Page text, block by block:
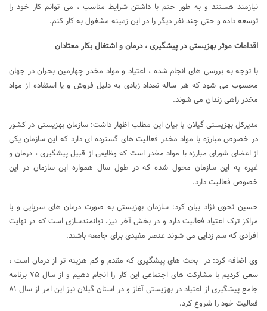
نیازمند هستند و به طور حتم با داشتن شرایط مناسب ، می توانم کار خود را
توسعه داده و حتی چند نفر دیگر را در این زمینه مشغول به کار کنم.
اقدامات موثر بهزیستی در پیشگیری ، درمان و اشتغال بکار معتادان
با توجه به بررسی های انجام شده ، اعتیاد و مواد مخدر چهارمین بحران در جهان
محسوب می شود که هر ساله تعداد زیادی به دلیل فروش و یا استفاده از مواد
مخدر راهی زندان می شوند.
مدیرکل بهزیستی گیلان با بیان این مطلب اظهار داشت: سازمان بهزیستی در کشور
در خصوص مبارزه با مواد مخدر فعالیت های گسترده ای دارد که این سازمان یکی
از اعضای شورای مبارزه با مواد مخدر است که وظایفی از قبیل پیشگیری ، درمان و
غیره به این سازمان محول شده که در طول سال همواره این سازمان در این
خصوص فعالیت دارد.
حسین نحوی نژاد بیان کرد: سازمان بهزیستی به صورت درمان های سرپایی و یا
مراکز ترک اعتیاد فعالیت دارد و در بخش آخر نیز، توانمندسازی است که در نهایت
افرادی که سم زدایی می شوند عنصر مفیدی برای جامعه باشند.
وی اضافه کرد: در بحث های پیشگیری که مقدم و کم هزینه تر از درمان است ،
سعی کردیم با مشارکت های اجتماعی این کار را انجام دهیم و از سال ۷۵ برنامه
جامع پیشگیری از اعتیاد در بهزیستی آغاز و در استان گیلان نیز این امر از سال ۸۱
فعالیت خود را شروع کرد.